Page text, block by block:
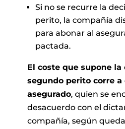
Si no se recurre la
perito, la compañía
para abonar al
pactada.
El coste que supone
segundo perito corre a
asegurado, quien se
desacuerdo con el
compañía, según